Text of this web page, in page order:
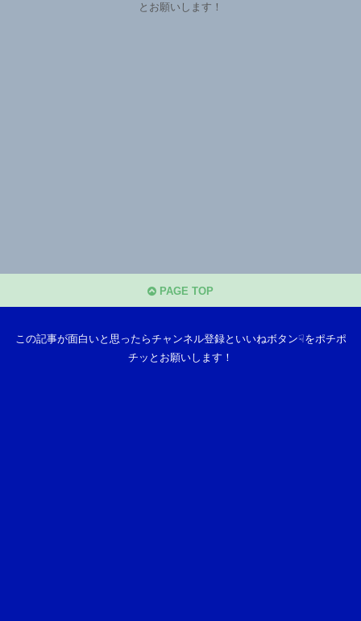
とお願いします！
PAGE TOP
この記事が面白いと思ったらチャンネル登録といいねボタン☟をポチポ
チッとお願いします！